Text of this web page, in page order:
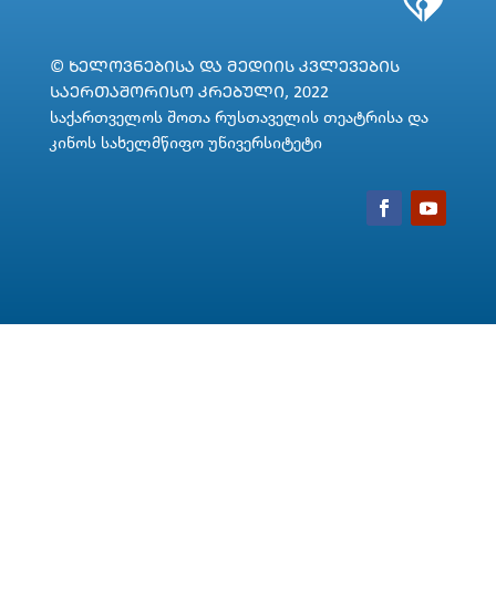
© ᲮᲔᲚᲝᲕᲜᲔᲑᲘᲡᲐ ᲓᲐ ᲛᲔᲓᲘᲘᲡ ᲙᲕᲚᲔᲕᲔᲑᲘᲡ
ᲡᲐᲔᲠᲗᲐᲨᲝᲠᲘᲡᲝ ᲙᲠᲔᲑᲣᲚᲘ, 2022
საქართველოს შოთა რუსთაველის თეატრისა და
კინოს სახელმწიფო უნივერსიტეტი